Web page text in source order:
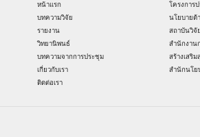
หน้าแรก
บทความวิจัย
รายงาน
วิทยานิพนธ์
บทความจากการประชุม
เกี่ยวกับเรา
ติดต่อเรา
โครงการ
นโยบายด้
สถาบันวิจั
สำนักงาน
สร้างเสริ
สำนักนโย